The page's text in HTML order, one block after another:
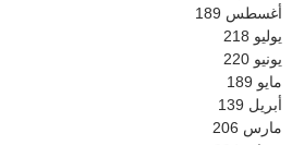
أغسطس 189
يوليو 218
يونيو 220
مايو 189
أبريل 139
مارس 206